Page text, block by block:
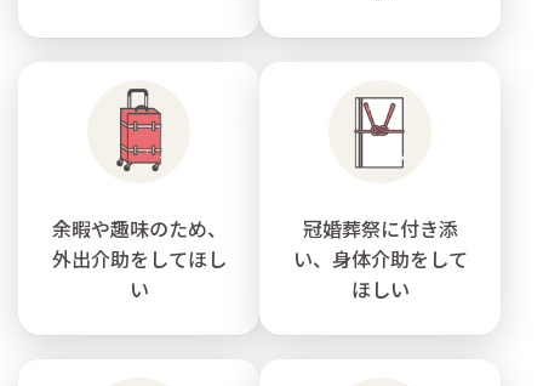
余暇や趣味のため、
外出介助をしてほし
い
冠婚葬祭に付き添
い、身体介助をして
ほしい